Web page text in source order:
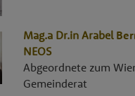
Mag.a Dr.in Arabel
NEOS
Abgeordnete zum
Gemeinderat